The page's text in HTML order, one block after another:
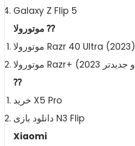
Galaxy Z Flip 5
موتورولا ⁇
موتورولا Razr 40 Ultra (2023)
⁇
خرید X5 Pro
دانلود بازی N3 Flip
Xiaomi